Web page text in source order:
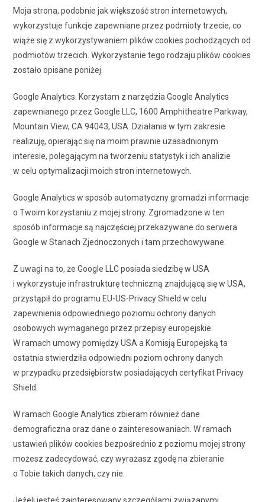
Moja strona, podobnie jak większość stron internetowych,
wykorzystuje funkcje zapewniane przez podmioty trzecie, co
wiąże się z wykorzystywaniem plików cookies pochodzących od
podmiotów trzecich. Wykorzystanie tego rodzaju plików cookies
zostało opisane poniżej.
Google Analytics. Korzystam z narzędzia Google Analytics
zapewnianego przez Google LLC, 1600 Amphitheatre Parkway,
Mountain View, CA 94043, USA. Działania w tym zakresie
realizuję, opierając się na moim prawnie uzasadnionym
interesie, polegającym na tworzeniu statystyk i ich analizie
w celu optymalizacji moich stron internetowych.
Google Analytics w sposób automatyczny gromadzi informacje
o Twoim korzystaniu z mojej strony. Zgromadzone w ten
sposób informacje są najczęściej przekazywane do serwera
Google w Stanach Zjednoczonych i tam przechowywane.
Z uwagi na to, że Google LLC posiada siedzibę w USA
i wykorzystuje infrastrukturę techniczną znajdującą się w USA,
przystąpił do programu EU-US-Privacy Shield w celu
zapewnienia odpowiedniego poziomu ochrony danych
osobowych wymaganego przez przepisy europejskie.
W ramach umowy pomiędzy USA a Komisją Europejską ta
ostatnia stwierdziła odpowiedni poziom ochrony danych
w przypadku przedsiębiorstw posiadających certyfikat Privacy
Shield.
W ramach Google Analytics zbieram również dane
demograficzna oraz dane o zainteresowaniach. W ramach
ustawień plików cookies bezpośrednio z poziomu mojej strony
możesz zadecydować, czy wyrażasz zgodę na zbieranie
o Tobie takich danych, czy nie.
Jeżeli jesteś zainteresowany szczegółami związanymi